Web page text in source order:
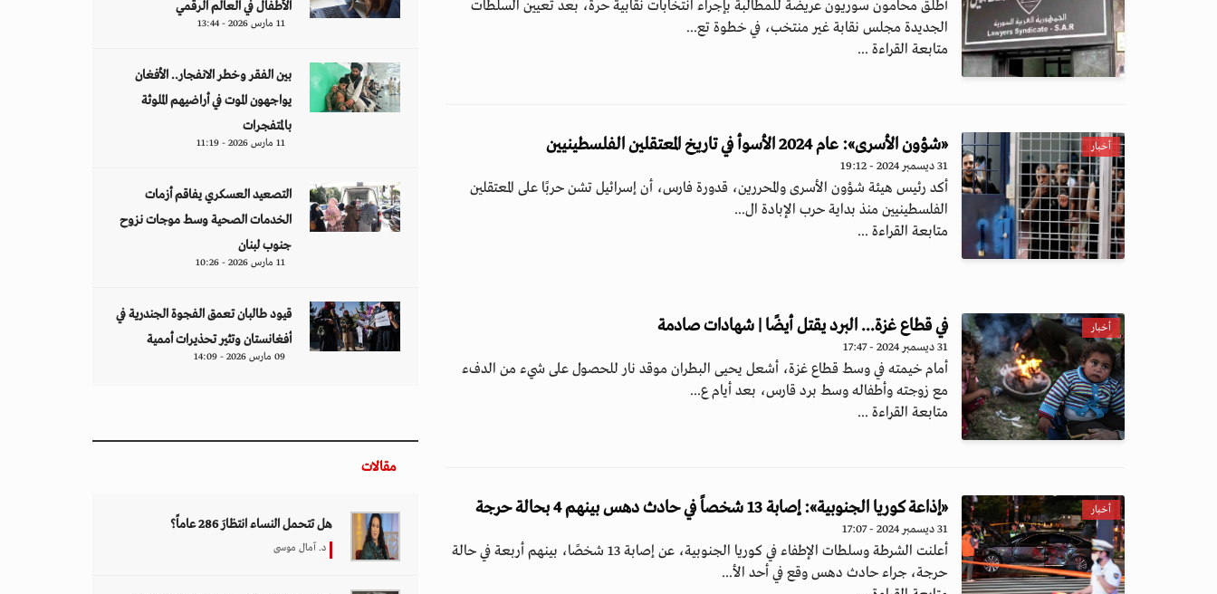
أطلق محامون سوريون عريضة للمطالبة بإجراء انتخابات نقابية حرة، بعد تعيين السلطات
الجديدة مجلس نقابة غير منتخب، في خطوة تع...
متابعة القراءة ...
أخبار «شؤون الأسرى»: عام 2024 الأسوأ في تاريخ المعتقلين الفلسطينيين
31 ديسمبر 2024 - 19:12
أكد رئيس هيئة شؤون الأسرى والمحررين، قدورة فارس، أن إسرائيل تشن حربًا على المعتقلين
الفلسطينيين منذ بداية حرب الإبادة ال...
متابعة القراءة ...
أخبار في قطاع غزة... البرد يقتل أيضًا | شهادات صادمة
31 ديسمبر 2024 - 17:47
أمام خيمته في وسط قطاع غزة، أشعل يحيى البطران موقد نار للحصول على شيء من الدفء
مع زوجته وأطفاله وسط برد قارس، بعد أيام ع...
متابعة القراءة ...
أخبار «إذاعة كوريا الجنوبية»: إصابة 13 شخصاً في حادث دهس بينهم 4 بحالة حرجة
31 ديسمبر 2024 - 17:07
أعلنت الشرطة وسلطات الإطفاء في كوريا الجنوبية، عن إصابة 13 شخصًا، بينهم أربعة في حالة
حرجة، جراء حادث دهس وقع في أحد الأ...
الأطفال في العالم الرقمي
11 مارس 2026 - 13:44
بين الفقر وخطر الانفجار.. الأفغان
يواجهون الموت في أراضيهم الملوثة
بالمتفجرات
11 مارس 2026 - 11:19
التصعيد العسكري يفاقم أزمات
الخدمات الصحية وسط موجات نزوح
جنوب لبنان
11 مارس 2026 - 10:26
قيود طالبان تعمق الفجوة الجندرية في
أفغانستان وتثير تحذيرات أممية
09 مارس 2026 - 14:09
مقالات
هل تتحمل النساء انتظارَ 286 عاماً؟
د. آمال موسى